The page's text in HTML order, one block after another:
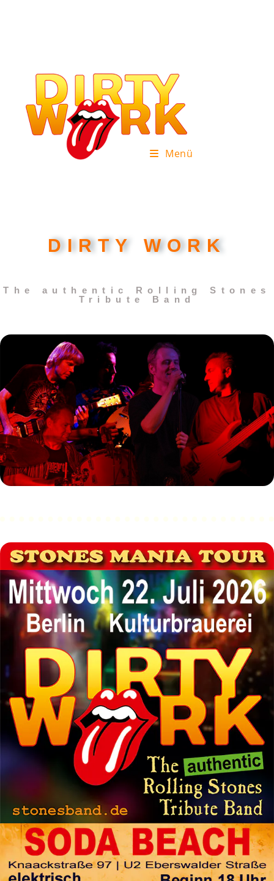
Menü
DIRTY WORK
The authentic Rolling Stones
Tribute Band